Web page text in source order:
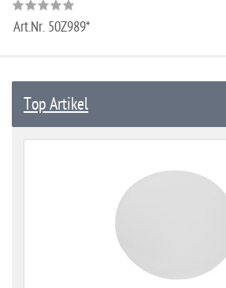
Art.Nr. 50Z989*
Top Artikel